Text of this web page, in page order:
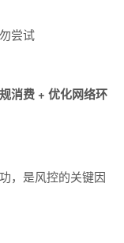
尝试
消费 + 优化网络环
，是风控的关键因